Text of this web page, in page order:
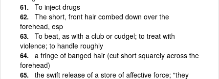
To inject drugs
The short, front hair combed down over the
forehead, esp
To beat, as with a club or cudgel; to treat with
violence; to handle roughly
a fringe of banged hair (cut short squarely across the
forehead)
the swift release of a store of affective force; "they